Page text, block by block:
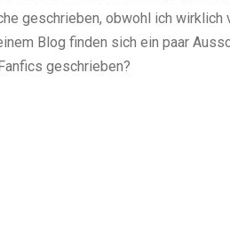
geschrieben, obwohl ich
Blog finden sich ein paar
geschrieben?